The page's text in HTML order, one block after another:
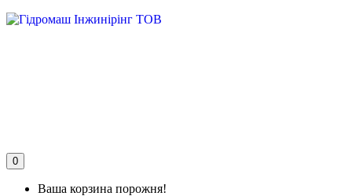
0
Ваша корзина порожня!